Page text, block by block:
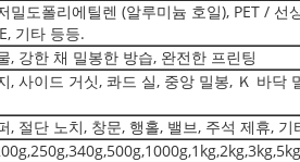
밀도폴리에틸렌 (알루미늄 호일), PET / 선
기타 등등.
, 강한 채 밀봉한 방습, 완전한 프린팅
, 사이드 거싯, 콰드 실, 중앙 밀봉, Ｋ 바닥
, 절단 노치, 창문, 행홀, 밸브, 주석 제휴, 기